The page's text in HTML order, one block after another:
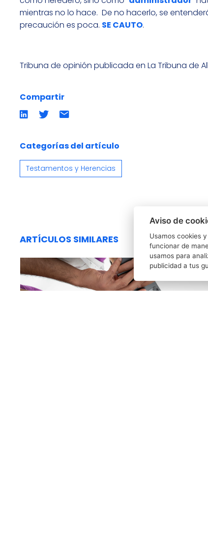
mientras no lo hace. De no hacerlo, se
precaución es poca. SE CAUTO.
Tribuna de opinión publicada en La Tribuna de
Compartir
Compartir
en
Compartir
en
Compartir
por
email
Categorías del artículo
Testamentos y Herencias
ARTÍCULOS SIMILARES
Aviso de
Usamos cookies
funcionar de
usamos para
publicidad a tus